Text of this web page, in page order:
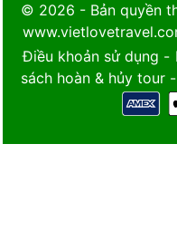
© 2026 - Bản quyền
Điều khoản sử dụng -
sách hoàn & hủy tour-